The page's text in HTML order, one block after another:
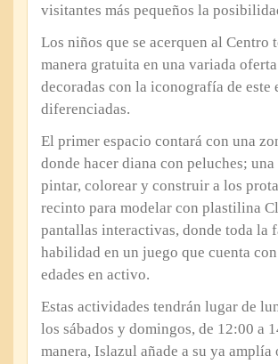
visitantes más pequeños la
Los niños que se acerquen al
manera gratuita en una variada
decoradas con la iconografía de
diferenciadas.
El primer espacio contará con una
donde hacer diana con peluches;
pintar, colorear y construir a los
recinto para modelar con plastilina
pantallas interactivas, donde toda la
habilidad en un juego que cuenta
edades en activo.
Estas actividades tendrán lugar de
los sábados y domingos, de 12:00 a
manera, Islazul añade a su ya